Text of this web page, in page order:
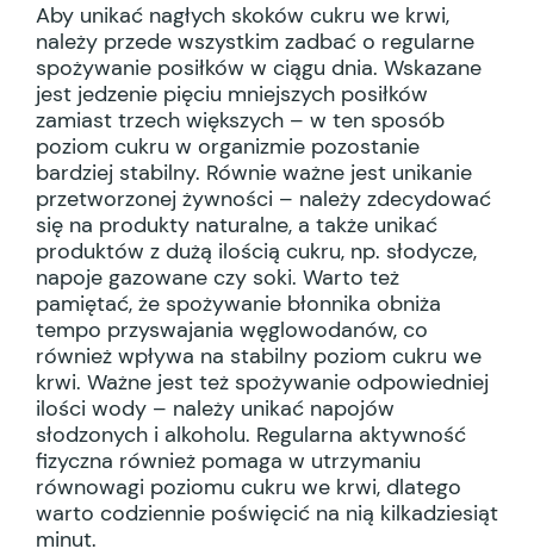
Aby unikać nagłych skoków cukru we krwi,
należy przede wszystkim zadbać o regularne
spożywanie posiłków w ciągu dnia. Wskazane
jest jedzenie pięciu mniejszych posiłków
zamiast trzech większych – w ten sposób
poziom cukru w organizmie pozostanie
bardziej stabilny. Równie ważne jest unikanie
przetworzonej żywności – należy zdecydować
się na produkty naturalne, a także unikać
produktów z dużą ilością cukru, np. słodycze,
napoje gazowane czy soki. Warto też
pamiętać, że spożywanie błonnika obniża
tempo przyswajania węglowodanów, co
również wpływa na stabilny poziom cukru we
krwi. Ważne jest też spożywanie odpowiedniej
ilości wody – należy unikać napojów
słodzonych i alkoholu. Regularna aktywność
fizyczna również pomaga w utrzymaniu
równowagi poziomu cukru we krwi, dlatego
warto codziennie poświęcić na nią kilkadziesiąt
minut.